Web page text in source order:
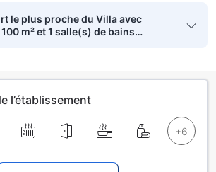
le plus proche du Villa avec
m² et 1 salle(s) de bains
l’établissement